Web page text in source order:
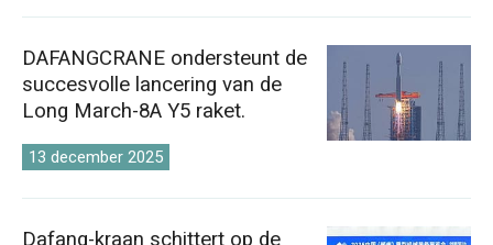
DAFANGCRANE ondersteunt de
succesvolle lancering van de
Long March-8A Y5 raket.
13 december 2025